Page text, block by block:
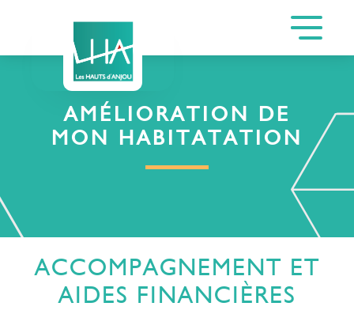
AMÉLIORATION DE
MON HABITATATION
ACCOMPAGNEMENT ET
AIDES FINANCIÈRES